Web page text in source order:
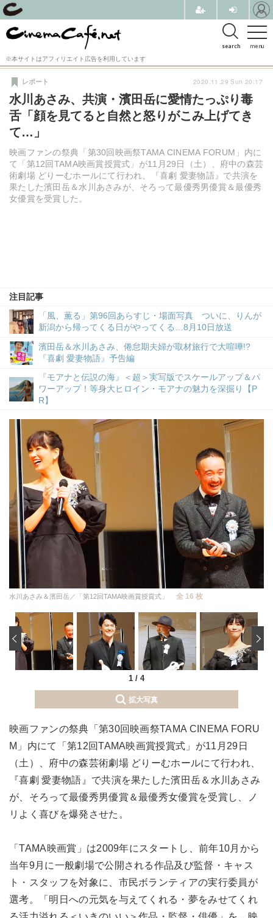
menu
search
※本サイトはアフィリエイト広告を利用しています
水川あさみ、共演・濱田岳に愛情たっぷり毒
舌「顔を見てると自然と怒りがこみ上げてき
て…」
映画ファンの祭典「第30回映画祭TAMA CINEMA FORUM」内に
て「第12回TAMA映画賞授賞式」が11月29日（土）、府中の森芸
術劇場 どりーむホールにて行われ、『喜劇 愛妻物語』で共演を
果たした濱田岳＆水川あさみが、そろって最優秀男優賞＆最優秀
女優賞を受賞した。
レポート
注目記事
「風、薫る」第96回あらすじ・場面写真 ついに、りんが
新潟から帰ってくる日がやってくる…8月10日放送
濱田岳＆水川あさみ、倦怠期夫婦が取材旅行で大喧嘩!?
『喜劇 愛妻物語』予告編
『モアナと伝説の海』＜超＞実写版でスケールアップ＆パ
ワーアップ！等身大ヒロイン・モアナの魅力を深掘り【P
R】
2020.11.29 Sun 20:17
水川あさみ＆濱田岳／「第12回TAMA映画賞授賞式」 全 16 枚
1 / 4
‹
拡大写真
映画ファンの祭典「第30回映画祭TAMA CINEMA FORU
M」内にて「第12回TAMA映画賞授賞式」が11月29日
（土）、府中の森芸術劇場 どりーむホールにて行われ、
『喜劇 愛妻物語』で共演を果たした濱田岳＆水川あさみ
が、そろって最優秀男優賞＆最優秀女優賞を受賞し、ノ
リよく喜びを爆発させた。
「TAMA映画賞」は2009年にスタートし、前年10月から
当年9月に一般劇場で公開される作品及び監督・キャス
ト・スタッフを対象に、市民ボランティアの実行委員が
選考。「明日への元気を与えてくれる・夢をみせてくれ